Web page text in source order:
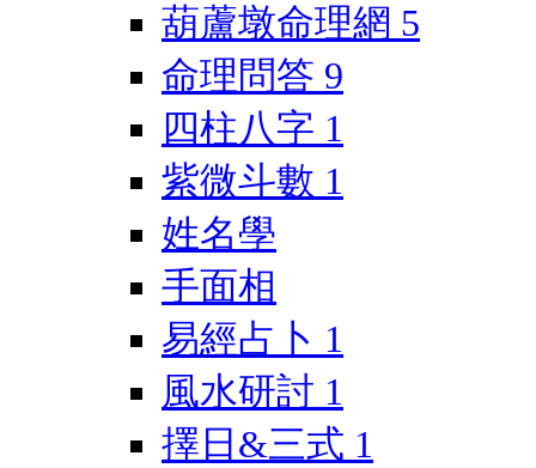
葫蘆墩命理網 5
命理問答 9
四柱八字 1
紫微斗數 1
姓名學
手面相
易經占卜 1
風水研討 1
擇日&三式 1